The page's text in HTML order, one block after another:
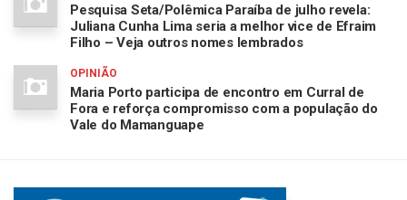
Pesquisa Seta/Polêmica Paraíba de julho revela:
Juliana Cunha Lima seria a melhor vice de Efraim
Filho – Veja outros nomes lembrados
OPINIÃO
Maria Porto participa de encontro em Curral de
Fora e reforça compromisso com a população do
Vale do Mamanguape